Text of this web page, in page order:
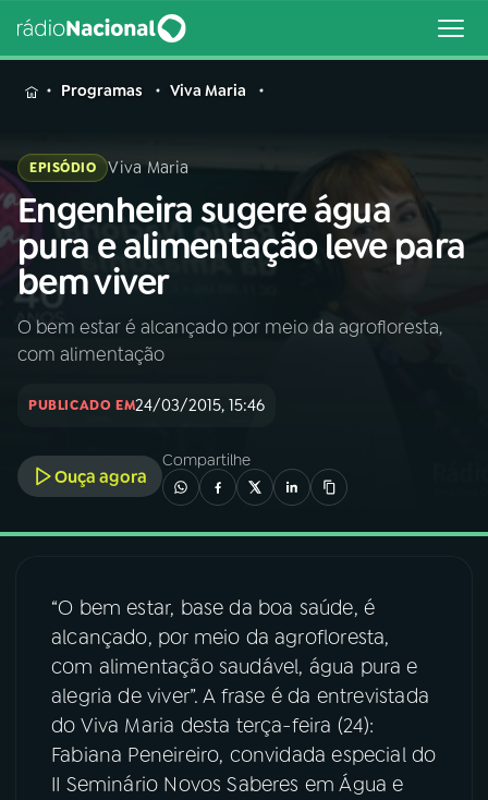
MENU
Buscar
na
Rádio
Nacional
Buscar
AO VIVO
INÍCIO
A RÁDIO
03PROGRAMAÇÃO
04PROGRAMAS
PODCASTS
06VIDEOCASTS
Programas Viva Maria
EPISÓDIO Viva Maria
Engenheira sugere água
pura e alimentação leve para
bem viver
O bem estar é alcançado por meio da agrofloresta,
com alimentação
PUBLICADO EM24/03/2015, 15:46
Ouça agora
Compartilhe
“O bem estar, base da boa saúde, é
alcançado, por meio da agrofloresta,
com alimentação saudável, água pura e
alegria de viver”. A frase é da entrevistada
do Viva Maria desta terça-feira (24):
Fabiana Peneireiro, convidada especial do
II Seminário Novos Saberes em Água e